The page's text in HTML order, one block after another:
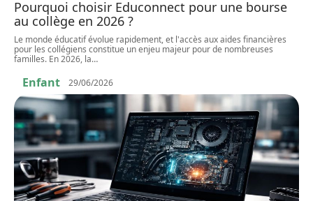
Pourquoi choisir Educonnect pour une bourse
au collège en 2026 ?
Le monde éducatif évolue rapidement, et l'accès aux aides financières
pour les collégiens constitue un enjeu majeur pour de nombreuses
familles. En 2026, la…
Enfant 29/06/2026